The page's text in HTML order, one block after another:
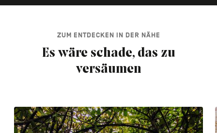
ZUM ENTDECKEN IN DER NÄHE
Es wäre schade, das zu
versäumen